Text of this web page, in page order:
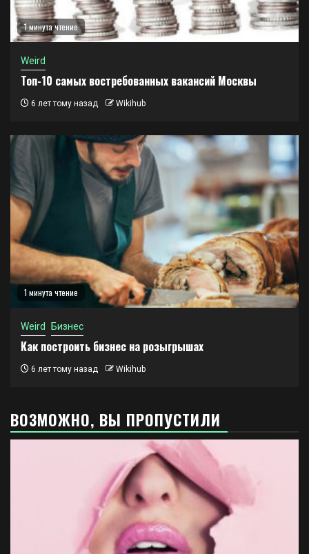
1 минута чтение
Weird
Топ-10 самых востребованных вакансий Москвы
6 лет тому назад Wikihub
1 минута чтение
Weird Бизнес
Как построить бизнес на розыгрышах
6 лет тому назад Wikihub
ВОЗМОЖНО, ВЫ ПРОПУСТИЛИ